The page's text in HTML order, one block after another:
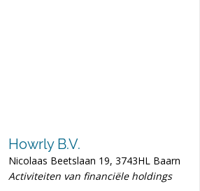
Howrly B.V.
Nicolaas Beetslaan 19, 3743HL Baarn
Activiteiten van financiële holdings